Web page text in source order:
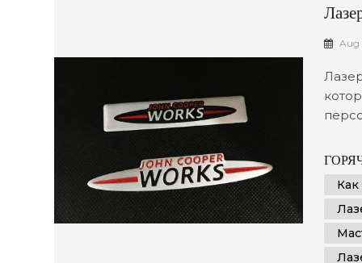
Aug
Как